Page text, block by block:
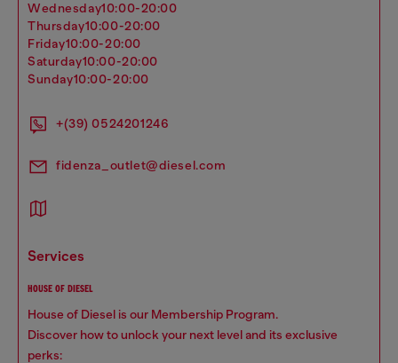
wednesday10:00-20:00
thursday10:00-20:00
friday10:00-20:00
saturday10:00-20:00
sunday10:00-20:00
+(39) 0524201246
fidenza_outlet@diesel.com
services
HOUSE OF DIESEL
House of Diesel is our Membership Program.
Discover how to unlock your next level and its exclusive
perks: